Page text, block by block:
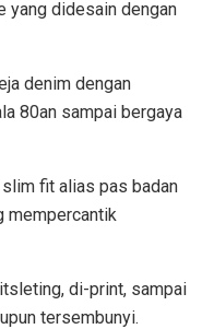
yang didesain dengan
denim dengan
80an sampai bergaya
fit alias pas badan
mempercantik
di-print, sampai
tersembunyi.